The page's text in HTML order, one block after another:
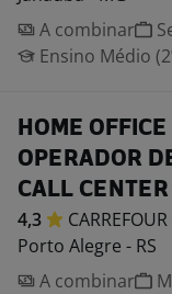
A combinar
Ensino Médio
HOME
OPERADOR
CALL
4,3
CARREFOUR
Porto Alegre - RS
A combinar